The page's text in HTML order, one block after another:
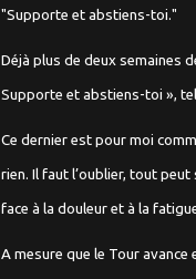
"Supporte et abstiens-toi."
Déjà plus de deux semaines
Supporte et abstiens-toi »,
Ce dernier est pour moi
rien. Il faut l’oublier, tout peut
face à la douleur et à la
A mesure que le Tour